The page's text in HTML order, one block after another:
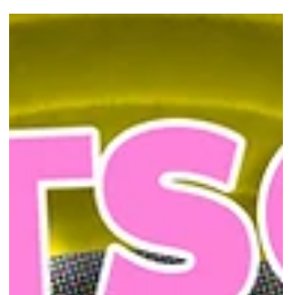
Coppola; een mooie aanleiding om het
snoep-kleurige kostuumfilm over de
laatste koningin van Frankrijk. Ruud greep
de gelegenheid aan om Southern Gothic-
film The Beguiled (2017) eindelijk eens te
kijken, waarin Colin Farrell een heel huis
vol vrouwen probeert te verleiden. 26:10 -
Marie Antoinette (keuzefilm Hedwig)
39:07 - The